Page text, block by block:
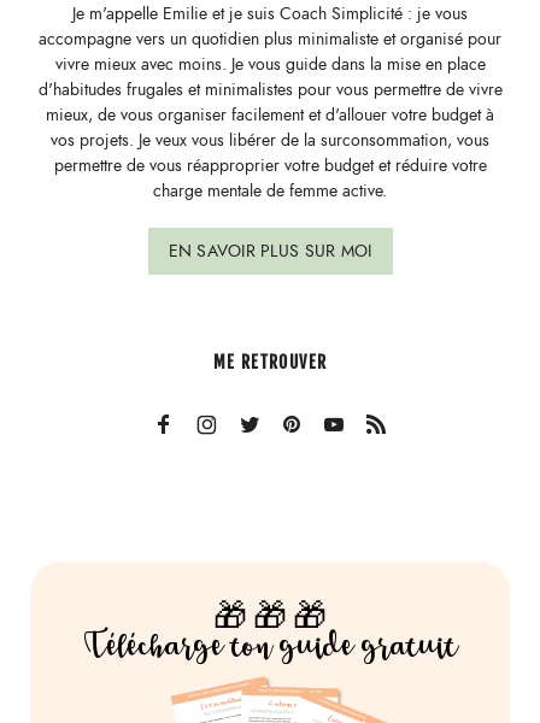
Je m'appelle Emilie et je suis Coach Simplicité : je vous
accompagne vers un quotidien plus minimaliste et organisé pour
vivre mieux avec moins. Je vous guide dans la mise en place
d'habitudes frugales et minimalistes pour vous permettre de vivre
mieux, de vous organiser facilement et d'allouer votre budget à
vos projets. Je veux vous libérer de la surconsommation, vous
permettre de vous réapproprier votre budget et réduire votre
charge mentale de femme active.
EN SAVOIR PLUS SUR MOI
ME RETROUVER